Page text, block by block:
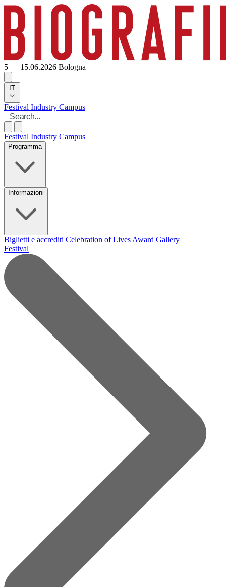
5 — 15.06.2026 Bologna
IT
Festival Industry Campus
Festival Industry Campus
Programma
Informazioni
Biglietti e accrediti Celebration of Lives Award Gallery
Festival